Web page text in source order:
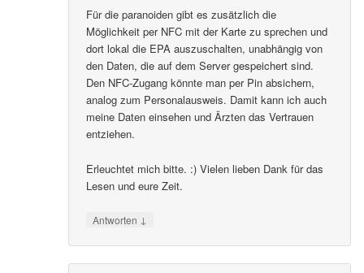
Für die paranoiden gibt es zusätzlich die
Möglichkeit per NFC mit der Karte zu sprechen und
dort lokal die EPA auszuschalten, unabhängig von
den Daten, die auf dem Server gespeichert sind.
Den NFC-Zugang könnte man per Pin absichern,
analog zum Personalausweis. Damit kann ich auch
meine Daten einsehen und Ärzten das Vertrauen
entziehen.
Erleuchtet mich bitte. :) Vielen lieben Dank für das
Lesen und eure Zeit.
Antworten ↓